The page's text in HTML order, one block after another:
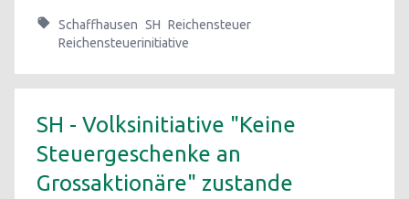
Schaffhausen SH Reichensteuer
Reichensteuerinitiative
SH - Volksinitiative "Keine
Steuergeschenke an
Grossaktionäre" zustande